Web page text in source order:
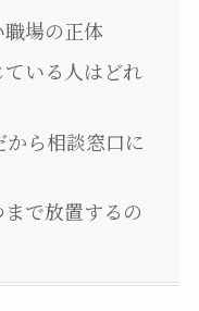
職場の正体
いる人はどれ
ら相談窓口に
で放置するの